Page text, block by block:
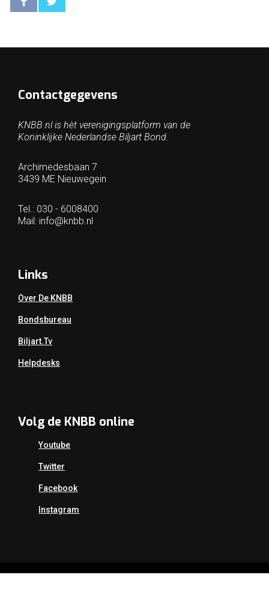
Contactgegevens
KNBB.nl is hèt verenigingsplatform van de
Koninklijke Nederlandse Biljart Bond.
Archimedesbaan 7
3439 ME Nieuwegein
Tel.: 030 - 6008400
Mail: info@knbb.nl
Links
Over De KNBB
Bondsbureau
Biljart.tv
Helpdesks
Volg de KNBB online
Youtube
Twitter
Facebook
Instagram